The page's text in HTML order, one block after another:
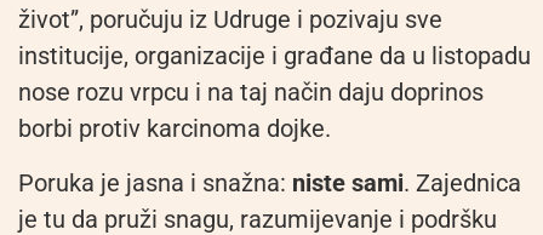
život”, poručuju iz Udruge i pozivaju sve
institucije, organizacije i građane da u listopadu
nose rozu vrpcu i na taj način daju doprinos
borbi protiv karcinoma dojke.
Poruka je jasna i snažna: niste sami. Zajednica
je tu da pruži snagu, razumijevanje i podršku